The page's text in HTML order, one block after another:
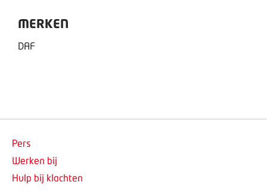
MERKEN
DAF
Pers
Werken bij
Hulp bij klachten